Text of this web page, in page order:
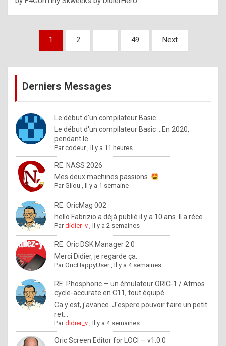
x
a
%
m
a
d
b
y
o
l
e
x
.
I
f
y
o
Pagination
publications
1 2 … 49 Next
Derniers Messages
Le début d'un compilateur Basic ...
Le début d'un compilateur Basic ...En 2020,
pendant le ...
Parcodeur,Il y a 11 heures
RE: NASS 2026
Mes deux machines passions.
ParGliou ,Il y a 1 semaine
RE: OricMag 002
hello Fabrizio a déjà publié il y a 10 ans. Il a réce...
Pardidier_v ,Il y a 2 semaines
RE: Oric DSK Manager 2.0
Merci Didier, je regarde ça.
ParOricHappyUser,Il y a 4 semaines
RE: Phosphoric — un émulateur ORIC-1 / Atmos
cycle-accurate en C11, tout équipé
Ca y est, j'avance. J'espere pouvoir faire un petit
ret...
Pardidier_v ,Il y a 4 semaines
Oric Screen Editor for LOCI — v1.0.0